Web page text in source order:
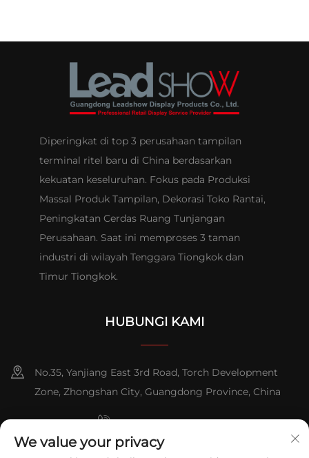
Diperingkat di top 3 perusahaan tampilan
terminal ritel baru di China berdasarkan
kekuatan keseluruhan. Fokus pada Produksi
Massal Produk Tampilan, Dekorasi Toko Rantai,
Peningkatan Cerdas Ruang Tunjangan
Perusahaan. Saat ini memproses 3 taman
industri di wilayah Tenggara Tiongkok dan
Timur Tiongkok.
HUBUNGI KAMI
No.35, Yanjiang East 3rd Road, Torch Development
Zone, Zhongshan City, Guangdong Province, China
+86-076023631800
+86-13631181961
We value your privacy